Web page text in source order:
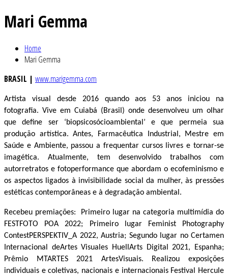
Mari Gemma
Home
Mari Gemma
BRASIL | www.marigemma.com
Artista visual desde 2016 quando aos 53 anos iniciou na
fotografia. Vive em Cuiabá (Brasil) onde desenvolveu um olhar
que define ser ‘biopsicosócioambiental’ e que permeia sua
produção artística. Antes, Farmacêutica Industrial, Mestre em
Saúde e Ambiente, passou a frequentar cursos livres e tornar-se
imagética. Atualmente, tem desenvolvido trabalhos com
autorretratos e fotoperformance que abordam o ecofeminismo e
os aspectos ligados à invisibilidade social da mulher, às pressões
estéticas contemporâneas e à degradação ambiental.
Recebeu premiações: Primeiro lugar na categoria multimídia do
FESTFOTO POA 2022; Primeiro lugar Feminist Photography
ContestPERSPEKTIV_A 2022, Austria; Segundo lugar no Certamen
Internacional deArtes Visuales HuellArts Digital 2021, Espanha;
Prêmio MTARTES 2021 ArtesVisuais. Realizou exposições
individuais e coletivas, nacionais e internacionais Festival Hercule